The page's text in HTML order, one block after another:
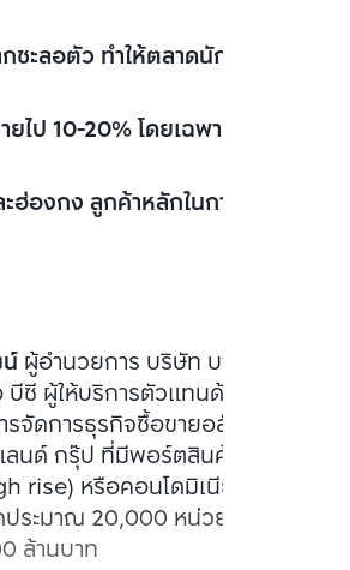
ะลอตัว ทำให้ตลาดนักลงทุน
ป 10-20% โดยเฉพาะนักลงทุน
ฮ่องกง ลูกค้าหลักในการซื้ออสัง
ผู้อำนวยการ บริษัท บางกอกซิตี้
ซี ผู้ให้บริการตัวแทนด้านการที่
จัดการธุรกิจซื้อขายอสังหาฯภาย
ลนด์ กรุ๊ป ที่มีพอร์ตสินค้าที่อยู่
rise) หรือคอนโดมิเนียม นำกลับ
ประมาณ 20,000 หน่วย (ยูนิต) มี
ล้านบาท